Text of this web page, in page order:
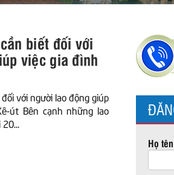
biết đối với
việc gia đình
với người lao động giúp
út Bên cạnh những lao
Họ